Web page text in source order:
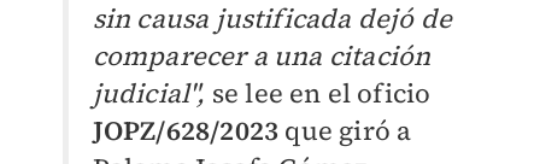
sin causa justificada dejó de
comparecer a una citación
judicial", se lee en el oficio
JOPZ/628/2023 que giró a